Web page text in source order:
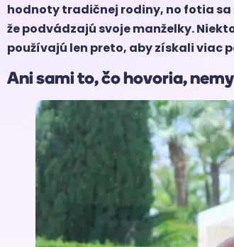
hodnoty tradičnej rodiny, no fotia
že podvádzajú svoje manželky.
používajú len preto, aby získali viac
Ani sami to, čo hovoria,